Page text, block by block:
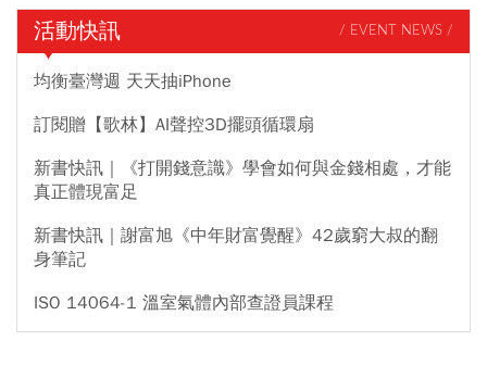
活動快訊 / EVENT NEWS /
均衡臺灣週 天天抽iPhone
訂閱贈【歌林】AI聲控3D擺頭循環扇
新書快訊｜《打開錢意識》學會如何與金錢相處，才能
真正體現富足
新書快訊｜謝富旭《中年財富覺醒》42歲窮大叔的翻
身筆記
ISO 14064-1 溫室氣體內部查證員課程